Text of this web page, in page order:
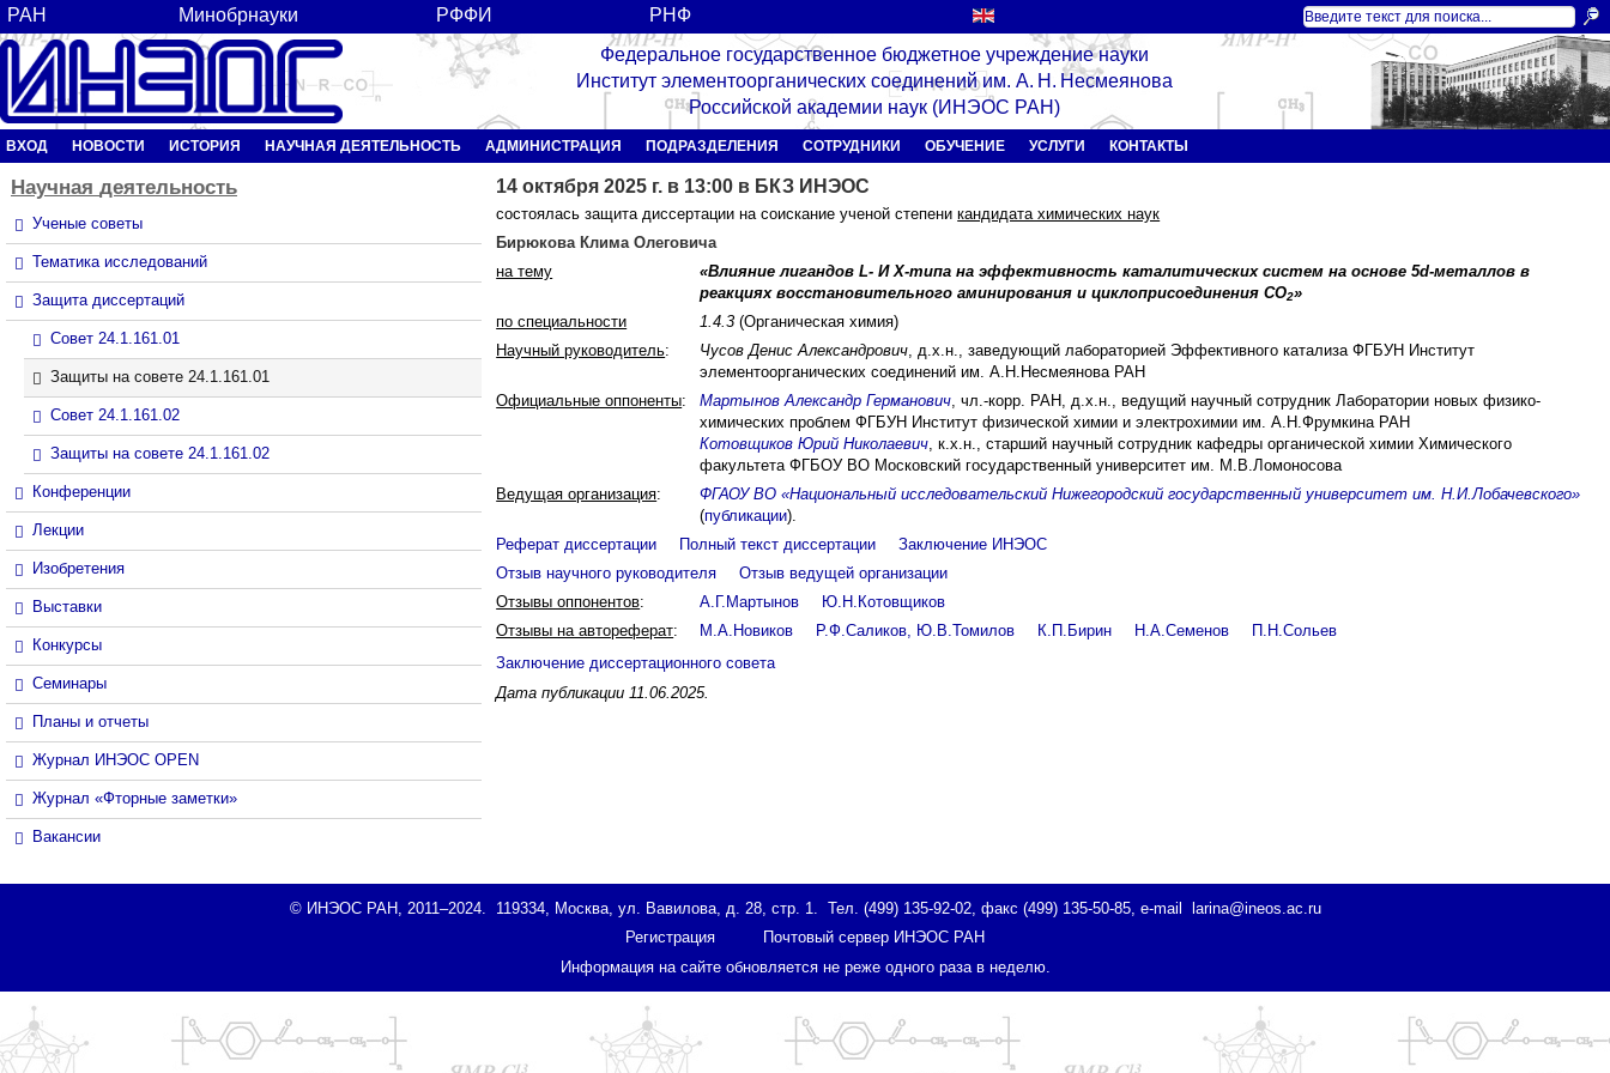
РАН Минобрнауки РФФИ
РНФ
Федеральное государственное бюджетное учреждение науки
Институт элементоорганических соединений им. А. Н. Несмеянова
Российской академии наук (ИНЭОС РАН)
ВХОД НОВОСТИ ИСТОРИЯ НАУЧНАЯ ДЕЯТЕЛЬНОСТЬ АДМИНИСТРАЦИЯ ПОДРАЗДЕЛЕНИЯ СОТРУДНИКИ ОБУЧЕНИЕ УСЛУГИ КОНТАКТЫ
Научная деятельность
Ученые советы
Тематика исследований
Защита диссертаций
Совет 24.1.161.01
Защиты на совете 24.1.161.01
Совет 24.1.161.02
Защиты на совете 24.1.161.02
Конференции
Лекции
Изобретения
Выставки
Конкурсы
Семинары
Планы и отчеты
Журнал ИНЭОС OPEN
Журнал «Фторные заметки»
Вакансии
14 октября 2025 г. в 13:00 в БКЗ ИНЭОС
состоялась защита диссертации на соискание ученой степеникандидата химических наук
Бирюкова Клима Олеговича
на тему
«Влияние лигандов L- И X-типа на эффективность каталитических систем на основе 5d-металлов в
реакциях восстановительного аминирования и циклоприсоединения СО2»
по специальности
1.4.3 (Органическая химия)
Научный руководитель: Чусов Денис Александрович , д.х.н., заведующий лабораторией Эффективного катализа ФГБУН Институт
элементоорганических соединений им. А.Н.Несмеянова РАН
Официальные оппоненты: Мартынов Александр Германович , чл.-корр. РАН, д.х.н., ведущий научный сотрудник Лаборатории новых физико-
химических проблем ФГБУН Институт физической химии и электрохимии им. А.Н.Фрумкина РАН
Котовщиков Юрий Николаевич , к.х.н., старший научный сотрудник кафедры органической химии Химического
факультета ФГБОУ ВО Московский государственный университет им. М.В.Ломоносова
Ведущая организация:
ФГАОУ ВО «Национальный исследовательский Нижегородский государственный университет им. Н.И.Лобачевского»
(публикации).
Реферат диссертации
Полный текст диссертации
Заключение ИНЭОС
Отзыв научного руководителя
Отзыв ведущей организации
Отзывы оппонентов: А.Г.Мартынов
Ю.Н.Котовщиков
Отзывы на автореферат: М.А.Новиков Р.Ф.Саликов, Ю.В.Томилов К.П.Бирин Н.А.Семенов
П.Н.Сольев
Заключение диссертационного совета
Дата публикации 11.06.2025.
© ИНЭОС РАН, 2011–2024. 119334, Москва, ул. Вавилова, д. 28, стр. 1. Тел. (499) 135-92-02, факс (499) 135-50-85, e-mail
Регистрация
Почтовый сервер ИНЭОС РАН
Информация на сайте обновляется не реже одного раза в неделю.